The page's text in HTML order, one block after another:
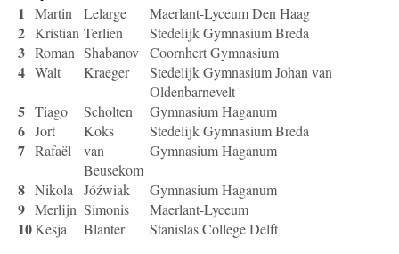
1 Martin Lelarge Maerlant-Lyceum Den Haag
2 Kristian Terlien Stedelijk Gymnasium Breda
3 Roman Shabanov Coornhert Gymnasium
4 Walt Kraeger
Stedelijk Gymnasium Johan van
Oldenbarnevelt
5 Tiago Scholten Gymnasium Haganum
6 Jort Koks Stedelijk Gymnasium Breda
7 Rafaël
van
Beusekom
Gymnasium Haganum
8 Nikola Jóźwiak Gymnasium Haganum
9 Merlijn Simonis Maerlant-Lyceum
10Kesja Blanter Stanislas College Delft